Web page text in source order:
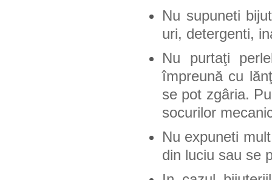
Nu supuneti
uri, detergenti,
Nu purtaţi
împreună cu
se pot zgâria.
socurilor
Nu expuneti
din luciu sau se